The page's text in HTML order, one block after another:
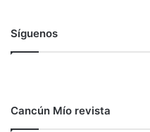
Síguenos
Cancún Mío revista